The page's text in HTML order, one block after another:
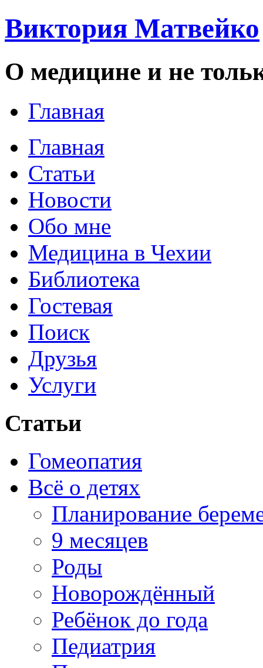
Виктория Матвейко
О медицине и не
Главная
Главная
Статьи
Новости
Обо мне
Медицина в Чехии
Библиотека
Гостевая
Поиск
Друзья
Услуги
Статьи
Гомеопатия
Всё о детях
Планирование
9 месяцев
Роды
Новорождённый
Ребёнок до года
Педиатрия